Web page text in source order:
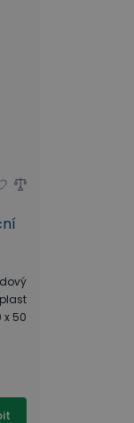
plast
x 50